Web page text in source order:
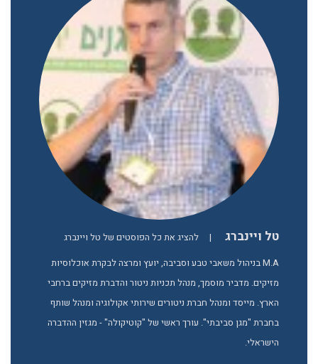
טל ויינברג |
להציג את כל הפוסטים של טל ויינברג
M.A בניהול משאבי טבע וסביבה, יועץ ומרצה לבקרת אוכלוסיות
מזיקים. מדביר מוסמך, מנהל תכניות ניטור והדברת מזיקים ברחבי
הארץ. מייסד ומנהל חברת ניטורים שירותי אקולוגיה ומנהל שותף
בחברת "מגן סביבתי". עורך ראשי של "קוטיקולה" - מגזין ההדברה
הישראלי.